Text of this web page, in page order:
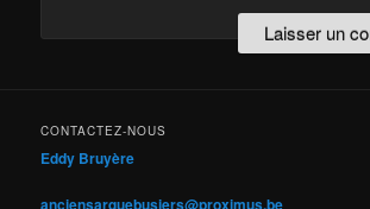
CONTACTEZ-NOUS
Eddy Bruyère
anciensarquebusiers@proximus.be